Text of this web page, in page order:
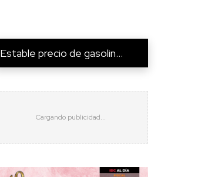
Estable precio de gasolin...